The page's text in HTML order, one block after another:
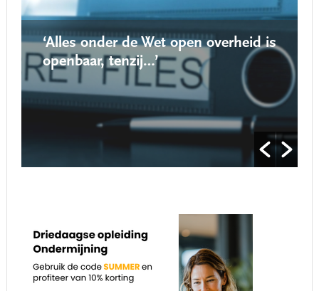
‘Alles onder de Wet open overheid is
openbaar, tenzij…’